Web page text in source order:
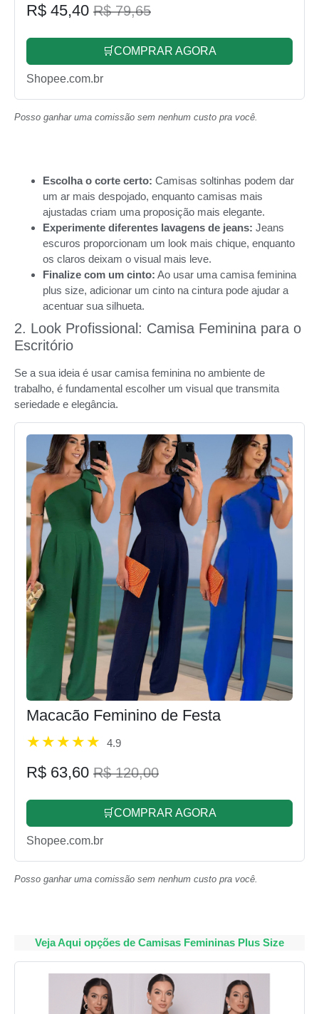
R$ 45,40 R$ 79,65
🛒COMPRAR AGORA
Shopee.com.br
Posso ganhar uma comissão sem nenhum custo pra você.
Escolha o corte certo: Camisas soltinhas podem dar
um ar mais despojado, enquanto camisas mais
ajustadas criam uma proposição mais elegante.
Experimente diferentes lavagens de jeans: Jeans
escuros proporcionam um look mais chique, enquanto
os claros deixam o visual mais leve.
Finalize com um cinto: Ao usar uma camisa feminina
plus size, adicionar um cinto na cintura pode ajudar a
acentuar sua silhueta.
2. Look Profissional: Camisa Feminina para o
Escritório
Se a sua ideia é usar camisa feminina no ambiente de
trabalho, é fundamental escolher um visual que transmita
seriedade e elegância.
Macacão Feminino de Festa
4.9
R$ 63,60 R$ 120,00
🛒COMPRAR AGORA
Shopee.com.br
Posso ganhar uma comissão sem nenhum custo pra você.
Veja Aqui opções de Camisas Femininas Plus Size